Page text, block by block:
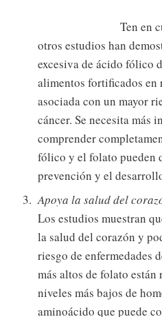
Ten en cuenta,
otros estudios han
excesiva de ácido fólico
alimentos fortificados en
asociada con un mayor
cáncer. Se necesita más
comprender
fólico y el folato pueden
prevención y el
Apoya la salud del
Los estudios muestran
la salud del corazón y
riesgo de enfermedades
más altos de folato están
niveles más bajos de
aminoácido que puede